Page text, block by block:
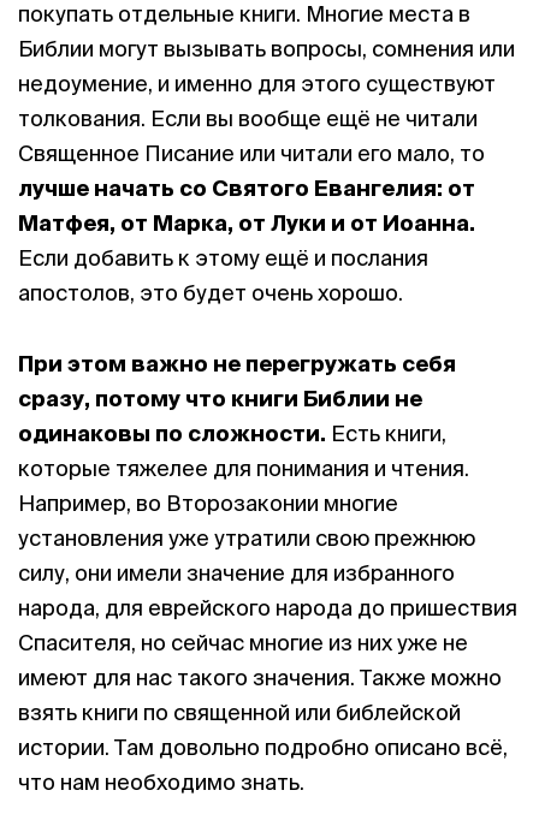
покупать отдельные книги. Многие места в
Библии могут вызывать вопросы, сомнения или
недоумение, и именно для этого существуют
толкования. Если вы вообще ещё не читали
Священное Писание или читали его мало, то
лучше начать со Святого Евангелия: от
Матфея, от Марка, от Луки и от Иоанна.
Если добавить к этому ещё и послания
апостолов, это будет очень хорошо.
При этом важно не перегружать себя
сразу, потому что книги Библии не
одинаковы по сложности. Есть книги,
которые тяжелее для понимания и чтения.
Например, во Второзаконии многие
установления уже утратили свою прежнюю
силу, они имели значение для избранного
народа, для еврейского народа до пришествия
Спасителя, но сейчас многие из них уже не
имеют для нас такого значения. Также можно
взять книги по священной или библейской
истории. Там довольно подробно описано всё,
что нам необходимо знать.